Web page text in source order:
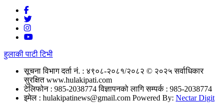
हुलाकी पाटी टिभी
सूचना विभाग दर्ता नं. : ४९०८-२०८१/२०८२ © २०२५ सर्वाधिकार
सुरक्षित www.hulakipati.com
टेलिफोन : 985-2038774विज्ञापनको लागि सम्पर्क : 985-2038774
इमेल : hulakipatinews@gmail.com Powered By: Nectar Digit